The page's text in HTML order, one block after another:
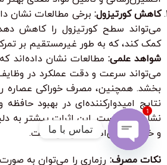
کاهش کورتیزول: برخی مطالعات نشان
می‌تواند سطح کورتیزول را کاهش
کمک کند، که به طور غیرمستقیم بر
شواهد علمی: مطالعات نشان داده‌اند
می‌تواند سرعت و دقت عملکرد در
بخشد. همچنین، مصرف خوراکی عصاره
نتایج امیدوارکننده‌ای در بهبود
نشان داده است. این اثرات بیشتر به
و خواص آنتی‌اکسیدانی آن است.
نکات مصرف: رزماری را می‌توان به
تماس با ما
Open
1